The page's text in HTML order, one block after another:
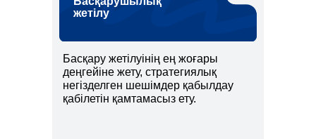
Басқару жетілуінің ең жоғары
деңгейіне жету, стратегиялық
негізделген шешімдер қабылдау
қабілетін қамтамасыз ету.
жетілу